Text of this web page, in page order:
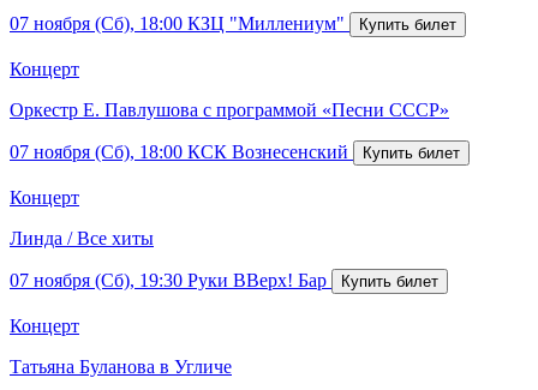
07 ноября (Сб), 18:00 КЗЦ "Миллениум"
Концерт
Оркестр Е. Павлушова с программой «Песни СССР»
07 ноября (Сб), 18:00 КСК Вознесенский
Концерт
Линда / Все хиты
07 ноября (Сб), 19:30 Руки ВВерх! Бар
Концерт
Татьяна Буланова в Угличе